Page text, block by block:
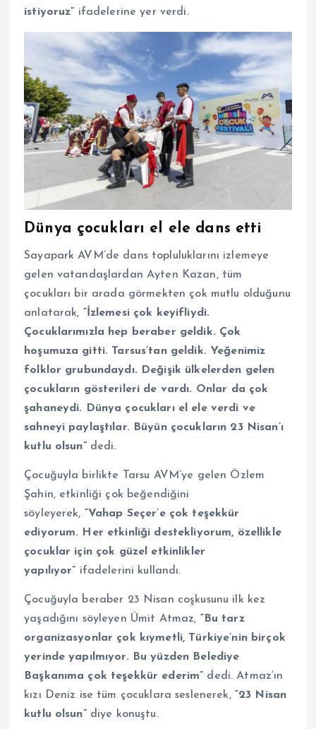
istiyoruz” ifadelerine yer verdi.
Dünya çocukları el ele dans etti
Sayapark AVM’de dans topluluklarını izlemeye
gelen vatandaşlardan Ayten Kazan, tüm
çocukları bir arada görmekten çok mutlu olduğunu
anlatarak, “İzlemesi çok keyifliydi.
Çocuklarımızla hep beraber geldik. Çok
hoşumuza gitti. Tarsus’tan geldik. Yeğenimiz
folklor grubundaydı. Değişik ülkelerden gelen
çocukların gösterileri de vardı. Onlar da çok
şahaneydi. Dünya çocukları el ele verdi ve
sahneyi paylaştılar. Büyün çocukların 23 Nisan’ı
kutlu olsun” dedi.
Çocuğuyla birlikte Tarsu AVM’ye gelen Özlem
Şahin, etkinliği çok beğendiğini
söyleyerek, “Vahap Seçer’e çok teşekkür
ediyorum. Her etkinliği destekliyorum, özellikle
çocuklar için çok güzel etkinlikler
yapılıyor” ifadelerini kullandı.
Çocuğuyla beraber 23 Nisan coşkusunu ilk kez
yaşadığını söyleyen Ümit Atmaz, “Bu tarz
organizasyonlar çok kıymetli, Türkiye’nin birçok
yerinde yapılmıyor. Bu yüzden Belediye
Başkanıma çok teşekkür ederim” dedi. Atmaz’ın
kızı Deniz ise tüm çocuklara seslenerek, “23 Nisan
kutlu olsun”diye konuştu.